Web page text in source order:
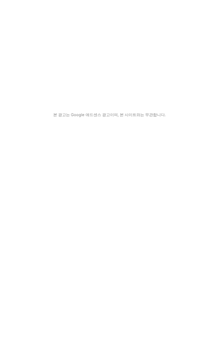
본 광고는 Google 애드센스 광고이며, 본 사이트와는 무관합니다.